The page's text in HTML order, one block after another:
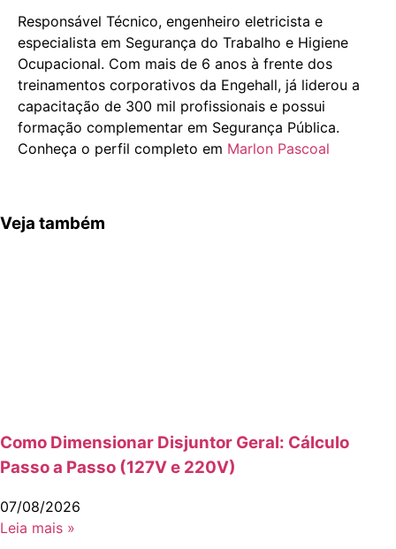
Responsável Técnico, engenheiro eletricista e
especialista em Segurança do Trabalho e Higiene
Ocupacional. Com mais de 6 anos à frente dos
treinamentos corporativos da Engehall, já liderou a
capacitação de 300 mil profissionais e possui
formação complementar em Segurança Pública.
Conheça o perfil completo em Marlon Pascoal
Veja também
Como Dimensionar Disjuntor Geral: Cálculo
Passo a Passo (127V e 220V)
07/08/2026
Leia mais »